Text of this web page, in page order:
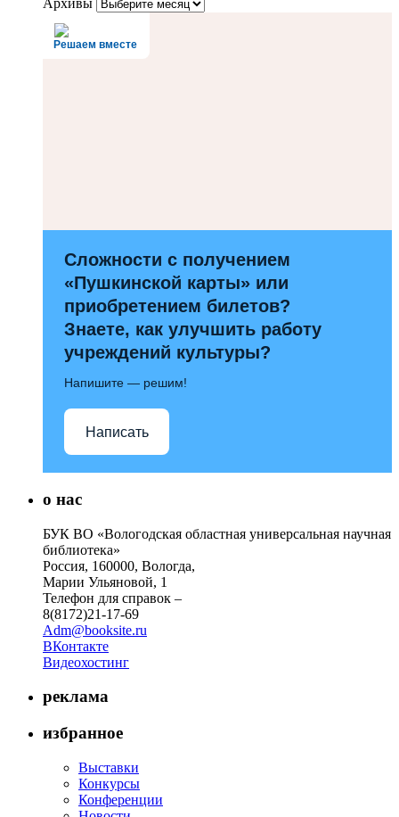
Архивы
Решаем вместе
Сложности с получением
«Пушкинской карты» или
приобретением билетов?
Знаете, как улучшить работу
учреждений культуры?
Напишите — решим!
Написать
о нас
БУК ВО «Вологодская областная универсальная научная
библиотека»
Россия, 160000, Вологда,
Марии Ульяновой, 1
Телефон для справок –
8(8172)21-17-69
Adm@booksite.ru
ВКонтакте
Видеохостинг
реклама
избранное
Выставки
Конкурсы
Конференции